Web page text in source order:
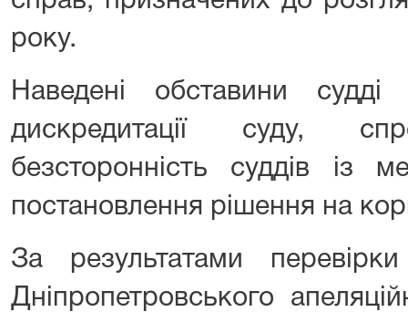
року.
Наведені обставини
дискредитації суду,
безсторонність суддів із
постановлення рішення на
За результатами
Дніпропетровського